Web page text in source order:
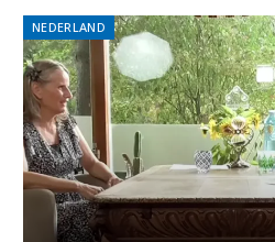
NEDERLAND